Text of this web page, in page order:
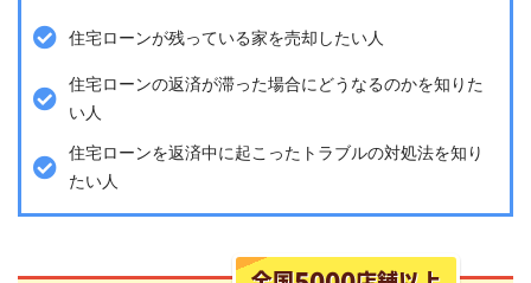
住宅ローンが残っている家を売却したい人
住宅ローンの返済が滞った場合にどうなるのかを知りた
い人
住宅ローンを返済中に起こったトラブルの対処法を知り
たい人